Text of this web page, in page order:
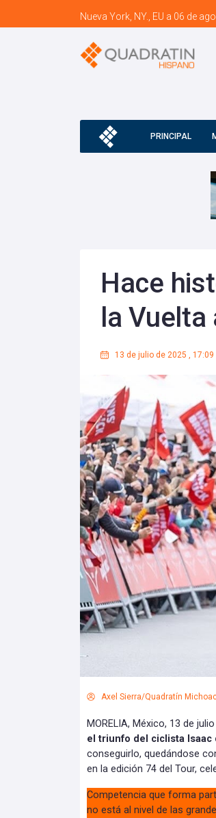
Nueva York, NY., EU a 06 de
PRINCIPAL
Hace
la
13 de julio de 2025 , 17:09
Axel Sierra/Quadratín
MORELIA, México, 13 de
el triunfo del ciclista Isaac
conseguirlo, quedándose
en la edición 74 del Tour,
Competencia que forma
no está al nivel de las